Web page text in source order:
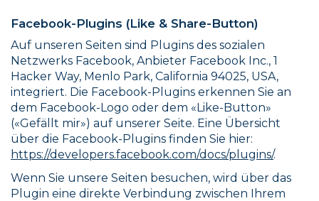
Facebook-Plugins (Like & Share-Button)
Auf unseren Seiten sind Plugins des sozialen
Netzwerks Facebook, Anbieter Facebook Inc., 1
Hacker Way, Menlo Park, California 94025, USA,
integriert. Die Facebook-Plugins erkennen Sie an
dem Facebook-Logo oder dem «Like-Button»
(«Gefällt mir») auf unserer Seite. Eine Übersicht
über die Facebook-Plugins finden Sie hier:
https://developers.facebook.com/docs/plugins/.
Wenn Sie unsere Seiten besuchen, wird über das
Plugin eine direkte Verbindung zwischen Ihrem